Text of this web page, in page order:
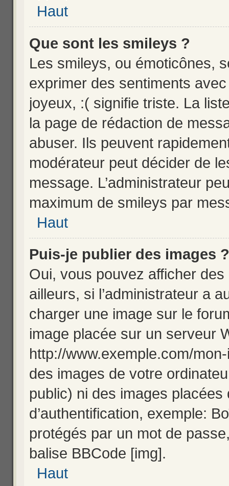
Haut
Que sont les smileys ?
Les smileys, ou émoticônes,
exprimer des sentiments
joyeux, :( signifie triste. La
la page de rédaction de
abuser. Ils peuvent
modérateur peut décider de
message. L’administrateur
maximum de smileys par
Haut
Puis-je publier des images ?
Oui, vous pouvez afficher
ailleurs, si l’administrateur a
charger une image sur le
image placée sur un serveur
http://www.exemple.com/
des images de votre
public) ni des images
d’authentification, exemple:
protégés par un mot de
balise BBCode [img].
Haut